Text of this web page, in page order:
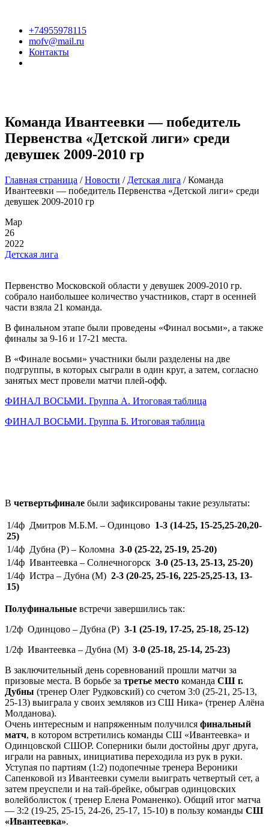
+74955978115
mofv@mail.ru
Контакты
Команда Ивантеевки — победитель
Первенства «Детской лиги» среди
девушек 2009-2010 гр
Главная страница /Новости / Детская лига /Команда
Ивантеевки — победитель Первенства «Детской лиги» среди
девушек 2009-2010 гр
Мар
26
2022
Детская лига
Первенство Московской области у девушек 2009-2010 гр.
собрало наибольшее количество участников, старт в осенней
части взяла 21 команда.
В финальном этапе были проведены «Финал восьми», а также
финалы за 9-16 и 17-21 места.
В «Финале восьми» участники были разделены на две
подгруппы, в которых сыграли в один круг, а затем, согласно
занятых мест провели матчи плей-офф.
ФИНАЛ ВОСЬМИ. Группа А. Итоговая таблица
ФИНАЛ ВОСЬМИ. Группа Б. Итоговая таблица
В четвертьфинале были зафиксированы такие результаты:
1/4ф Дмитров М.Б.М. – Одинцово 1-3 (14-25, 15-25,25-20,20-
25)
1/4ф Дубна (Р) – Коломна 3-0 (25-22, 25-19, 25-20)
1/4ф Ивантеевка – Солнечногорск 3-0 (25-13, 25-13, 25-20)
1/4ф Истра – Дубна (М) 2-3 (20-25, 25-16, 225-25,25-13, 13-
15)
Полуфинальные встречи завершились так:
1/2ф Одинцово – Дубна (Р) 3-1 (25-19, 17-25, 25-18, 25-12)
1/2ф Ивантеевка – Дубна (М) 3-0 (25-18, 25-14, 25-23)
В заключительный день соревнований прошли матчи за
призовые места. В борьбе за третье место команда СШ г.
Дубны (тренер Олег Рудковский) со счетом 3:0 (25-21, 25-13,
25-13) выиграла у своих земляков из СШ Ника» (тренер Алёна
Молданова).
Очень интересным и напряженным получился финальный
матч, в котором встретились команды СШ «Ивантеевка» и
Одинцовской СШОР. Соперники были достойны друг друга,
играли на равных, инициатива переходила из рук в руки.
Уступая по партиям (1:2) подопечные тренера Вероники
Сапенковой из Ивантеевки сумели выиграть четвертый сет, а
затем преуспели и на тай-брейке, обыграв одинцовских
волейболисток ( тренер Елена Романенко). Общий итог матча
— 3:2 (19-25, 25-15, 24-26, 25-17, 15-10) в пользу команды СШ
«Ивантеевка».